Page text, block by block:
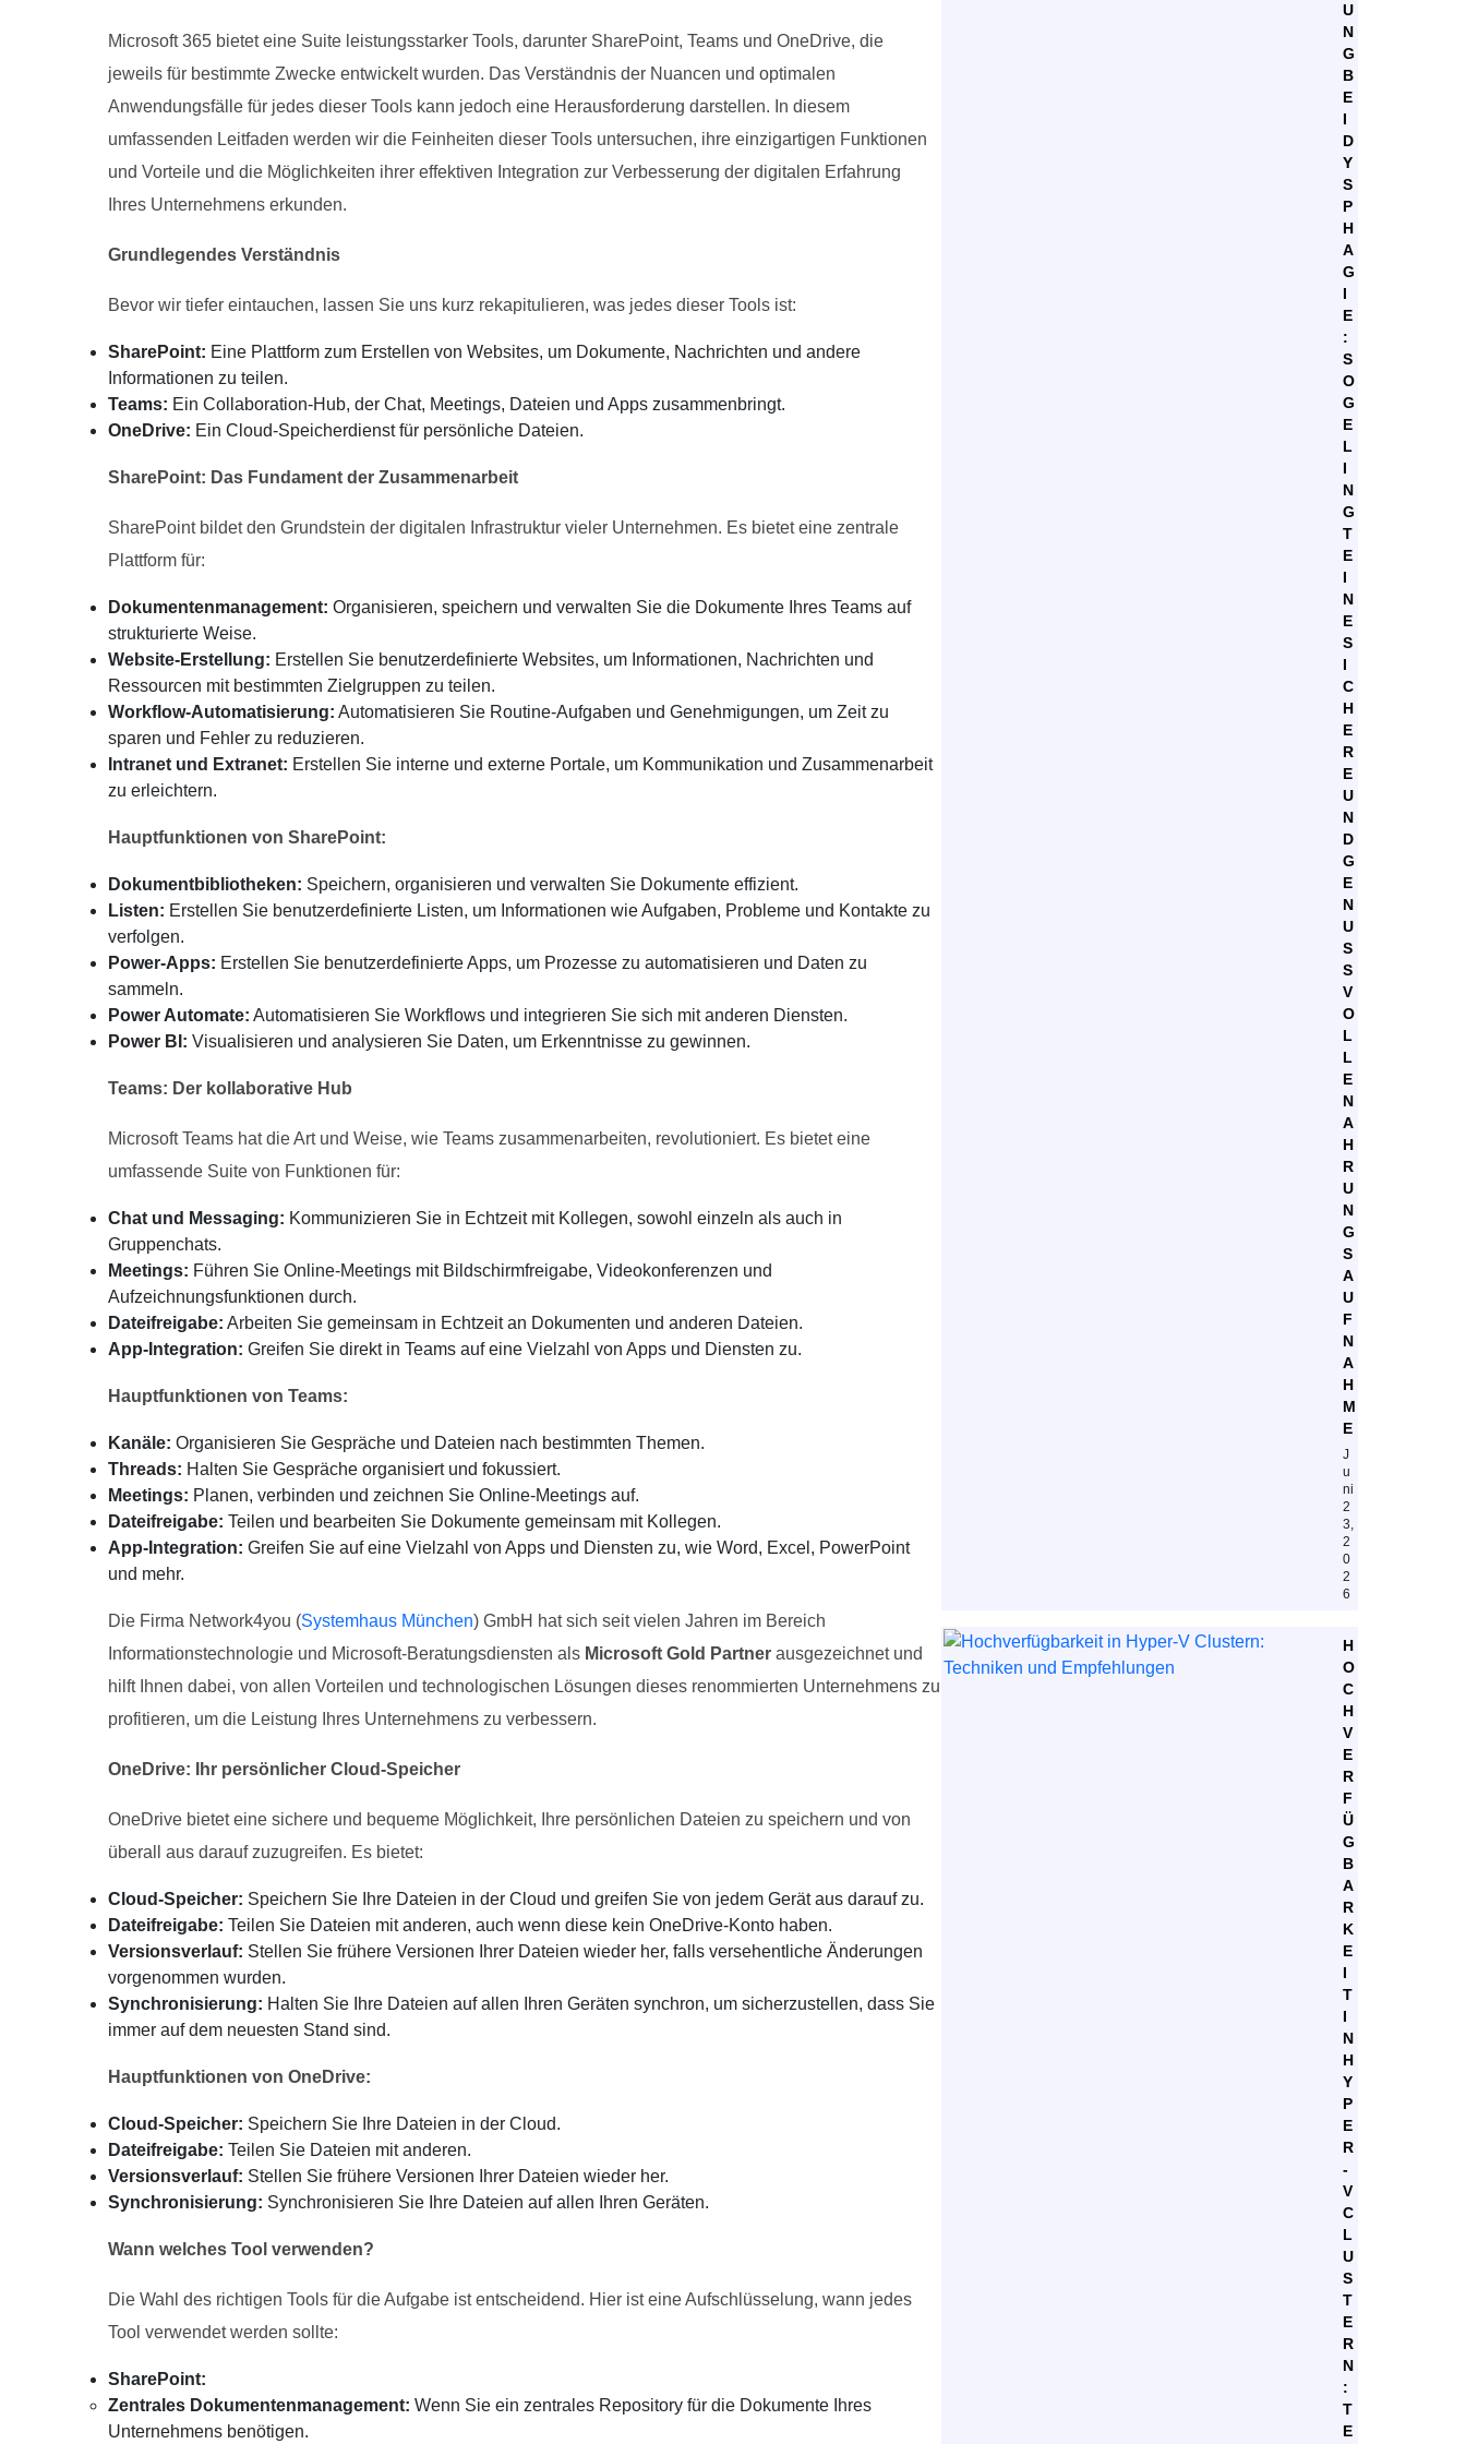
Microsoft 365 bietet eine Suite leistungsstarker Tools, darunter SharePoint, Teams und OneDrive, die
jeweils für bestimmte Zwecke entwickelt wurden. Das Verständnis der Nuancen und optimalen
Anwendungsfälle für jedes dieser Tools kann jedoch eine Herausforderung darstellen. In diesem
umfassenden Leitfaden werden wir die Feinheiten dieser Tools untersuchen, ihre einzigartigen Funktionen
und Vorteile und die Möglichkeiten ihrer effektiven Integration zur Verbesserung der digitalen Erfahrung
Ihres Unternehmens erkunden.
Grundlegendes Verständnis
Bevor wir tiefer eintauchen, lassen Sie uns kurz rekapitulieren, was jedes dieser Tools ist:
SharePoint: Eine Plattform zum Erstellen von Websites, um Dokumente, Nachrichten und andere
Informationen zu teilen.
Teams: Ein Collaboration-Hub, der Chat, Meetings, Dateien und Apps zusammenbringt.
OneDrive: Ein Cloud-Speicherdienst für persönliche Dateien.
SharePoint: Das Fundament der Zusammenarbeit
SharePoint bildet den Grundstein der digitalen Infrastruktur vieler Unternehmen. Es bietet eine zentrale
Plattform für:
Dokumentenmanagement: Organisieren, speichern und verwalten Sie die Dokumente Ihres Teams auf
strukturierte Weise.
Website-Erstellung: Erstellen Sie benutzerdefinierte Websites, um Informationen, Nachrichten und
Ressourcen mit bestimmten Zielgruppen zu teilen.
Workflow-Automatisierung: Automatisieren Sie Routine-Aufgaben und Genehmigungen, um Zeit zu
sparen und Fehler zu reduzieren.
Intranet und Extranet: Erstellen Sie interne und externe Portale, um Kommunikation und Zusammenarbeit
zu erleichtern.
Hauptfunktionen von SharePoint:
Dokumentbibliotheken: Speichern, organisieren und verwalten Sie Dokumente effizient.
Listen: Erstellen Sie benutzerdefinierte Listen, um Informationen wie Aufgaben, Probleme und Kontakte zu
verfolgen.
Power-Apps: Erstellen Sie benutzerdefinierte Apps, um Prozesse zu automatisieren und Daten zu
sammeln.
Power Automate: Automatisieren Sie Workflows und integrieren Sie sich mit anderen Diensten.
Power BI: Visualisieren und analysieren Sie Daten, um Erkenntnisse zu gewinnen.
Teams: Der kollaborative Hub
Microsoft Teams hat die Art und Weise, wie Teams zusammenarbeiten, revolutioniert. Es bietet eine
umfassende Suite von Funktionen für:
Chat und Messaging: Kommunizieren Sie in Echtzeit mit Kollegen, sowohl einzeln als auch in
Gruppenchats.
Meetings: Führen Sie Online-Meetings mit Bildschirmfreigabe, Videokonferenzen und
Aufzeichnungsfunktionen durch.
Dateifreigabe: Arbeiten Sie gemeinsam in Echtzeit an Dokumenten und anderen Dateien.
App-Integration: Greifen Sie direkt in Teams auf eine Vielzahl von Apps und Diensten zu.
Hauptfunktionen von Teams:
Kanäle: Organisieren Sie Gespräche und Dateien nach bestimmten Themen.
Threads: Halten Sie Gespräche organisiert und fokussiert.
Meetings: Planen, verbinden und zeichnen Sie Online-Meetings auf.
Dateifreigabe: Teilen und bearbeiten Sie Dokumente gemeinsam mit Kollegen.
App-Integration: Greifen Sie auf eine Vielzahl von Apps und Diensten zu, wie Word, Excel, PowerPoint
und mehr.
Die Firma Network4you (Systemhaus München) GmbH hat sich seit vielen Jahren im Bereich
Informationstechnologie und Microsoft-Beratungsdiensten als Microsoft Gold Partner ausgezeichnet und
hilft Ihnen dabei, von allen Vorteilen und technologischen Lösungen dieses renommierten Unternehmens zu
profitieren, um die Leistung Ihres Unternehmens zu verbessern.
OneDrive: Ihr persönlicher Cloud-Speicher
OneDrive bietet eine sichere und bequeme Möglichkeit, Ihre persönlichen Dateien zu speichern und von
überall aus darauf zuzugreifen. Es bietet:
Cloud-Speicher: Speichern Sie Ihre Dateien in der Cloud und greifen Sie von jedem Gerät aus darauf zu.
Dateifreigabe: Teilen Sie Dateien mit anderen, auch wenn diese kein OneDrive-Konto haben.
Versionsverlauf: Stellen Sie frühere Versionen Ihrer Dateien wieder her, falls versehentliche Änderungen
vorgenommen wurden.
Synchronisierung: Halten Sie Ihre Dateien auf allen Ihren Geräten synchron, um sicherzustellen, dass Sie
immer auf dem neuesten Stand sind.
Hauptfunktionen von OneDrive:
Cloud-Speicher: Speichern Sie Ihre Dateien in der Cloud.
Dateifreigabe: Teilen Sie Dateien mit anderen.
Versionsverlauf: Stellen Sie frühere Versionen Ihrer Dateien wieder her.
Synchronisierung: Synchronisieren Sie Ihre Dateien auf allen Ihren Geräten.
Wann welches Tool verwenden?
Die Wahl des richtigen Tools für die Aufgabe ist entscheidend. Hier ist eine Aufschlüsselung, wann jedes
Tool verwendet werden sollte:
SharePoint:
Zentrales Dokumentenmanagement: Wenn Sie ein zentrales Repository für die Dokumente Ihres
Unternehmens benötigen.
U
N
G
B
E
I
D
Y
S
P
H
A
G
I
E
:
S
O
G
E
L
I
N
G
T
E
I
N
E
S
I
C
H
E
R
E
U
N
D
G
E
N
U
S
S
V
O
L
L
E
N
A
H
R
U
N
G
S
A
U
F
N
A
H
M
E
J
u
ni
2
3,
2
0
2
6
H
O
C
H
V
E
R
F
Ü
G
B
A
R
K
E
I
T
I
N
H
Y
P
E
R
-
V
C
L
U
S
T
E
R
N
:
T
E